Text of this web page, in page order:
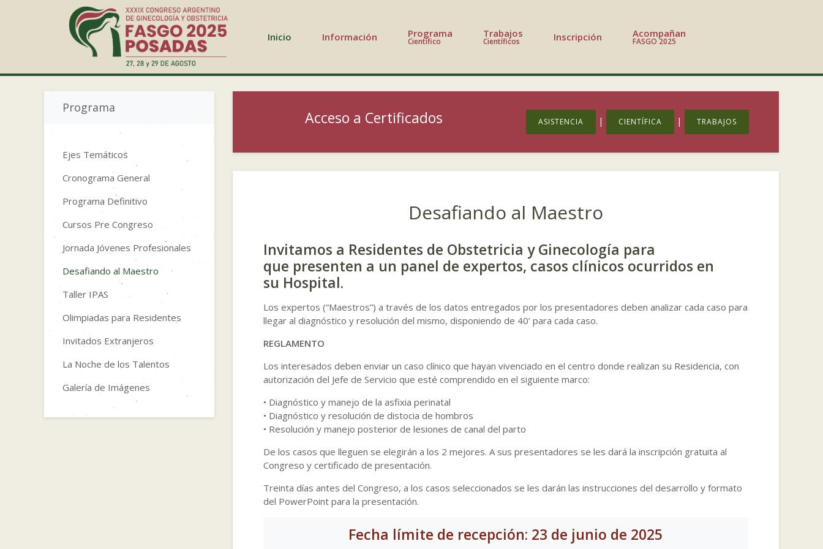
Inicio Información Programa
Científico
Trabajos
Científicos Inscripción Acompañan
FASGO 2025
Acceso a Certificados ASISTENCIA | CIENTÍFICA | TRABAJOS
Desafiando al Maestro
Invitamos a Residentes de Obstetricia y Ginecología para
que presenten a un panel de expertos, casos clínicos ocurridos en
su Hospital.
Los expertos (“Maestros”) a través de los datos entregados por los presentadores deben analizar cada caso para
llegar al diagnóstico y resolución del mismo, disponiendo de 40’ para cada caso.
REGLAMENTO
Los interesados deben enviar un caso clínico que hayan vivenciado en el centro donde realizan su Residencia, con
autorización del Jefe de Servicio que esté comprendido en el siguiente marco:
• Diagnóstico y manejo de la asfixia perinatal
• Diagnóstico y resolución de distocia de hombros
• Resolución y manejo posterior de lesiones de canal del parto
De los casos que lleguen se elegirán a los 2 mejores. A sus presentadores se les dará la inscripción gratuita al
Congreso y certificado de presentación.
Treinta días antes del Congreso, a los casos seleccionados se les darán las instrucciones del desarrollo y formato
del PowerPoint para la presentación.
Fecha límite de recepción: 23 de junio de 2025
Programa
Ejes Temáticos
Cronograma General
Programa Definitivo
Cursos Pre Congreso
Jornada Jóvenes Profesionales
Desafiando al Maestro
Taller IPAS
Olimpiadas para Residentes
Invitados Extranjeros
La Noche de los Talentos
Galería de Imágenes